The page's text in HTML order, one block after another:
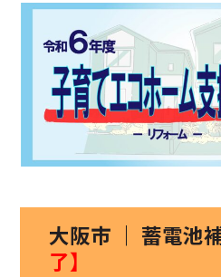
大阪市 ｜ 蓄電池
了】